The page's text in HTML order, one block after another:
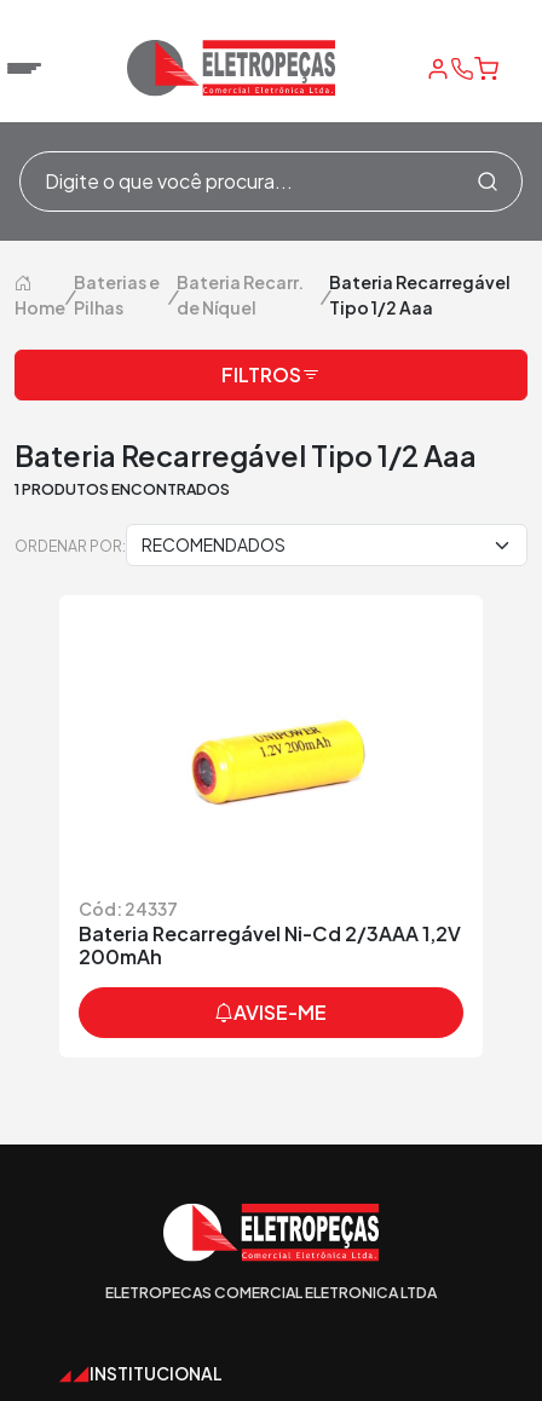
Home
/
Baterias e
Pilhas
/
Bateria Recarr.
de Níquel
/
Bateria Recarregável
Tipo 1/2 Aaa
FILTROS
Bateria Recarregável Tipo 1/2 Aaa
1 PRODUTOS ENCONTRADOS
ORDENAR POR:
Cód: 24337
Bateria Recarregável Ni-Cd 2/3AAA 1,2V
200mAh
AVISE-ME
ELETROPECAS COMERCIAL ELETRONICA LTDA
INSTITUCIONAL